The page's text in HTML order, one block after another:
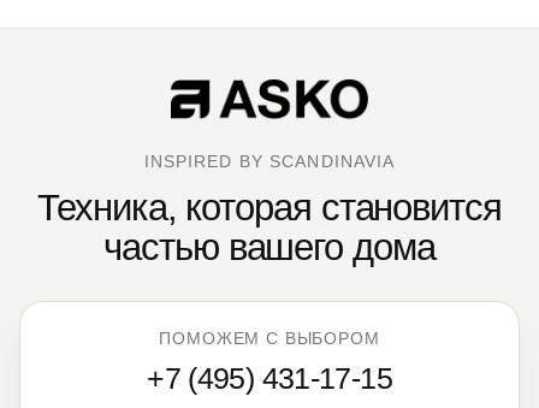
INSPIRED BY SCANDINAVIA
Техника, которая становится
частью вашего дома
ПОМОЖЕМ С ВЫБОРОМ
+7 (495) 431-17-15